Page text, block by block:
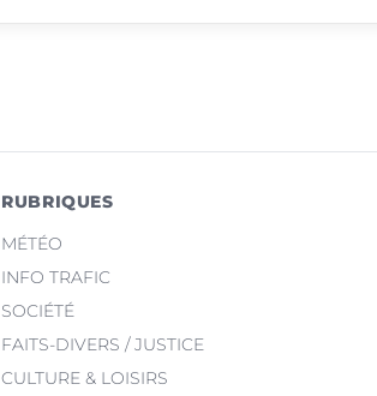
RUBRIQUES
MÉTÉO
INFO TRAFIC
SOCIÉTÉ
FAITS-DIVERS / JUSTICE
CULTURE & LOISIRS